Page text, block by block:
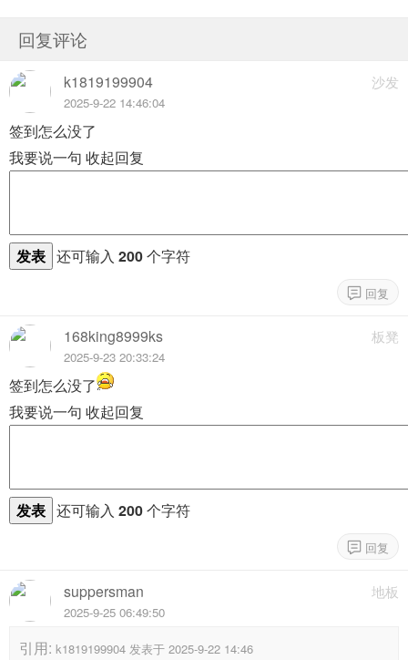
回复评论
沙发
k1819199904
2025-9-22 14:46:04
签到怎么没了
我要说一句 收起回复
发表 还可输入 200个字符
板凳
168king8999ks
2025-9-23 20:33:24
签到怎么没了
我要说一句 收起回复
发表 还可输入 200个字符
地板
suppersman
2025-9-25 06:49:50
引用: k1819199904 发表于 2025-9-22 14:46